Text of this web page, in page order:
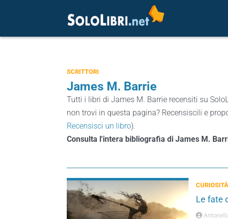
SCRITTORI
James M. Barrie
Tutti i libri di James M. Barrie recensiti su
non trovi in questa pagina? Recensiscili e
Recensisci un libro).
Consulta l'intera bibliografia di James M.
Le fate